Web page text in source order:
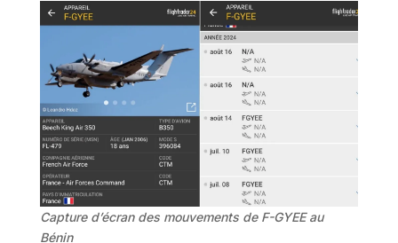
Capture d’écran des mouvements de F-GYEE au
Bénin